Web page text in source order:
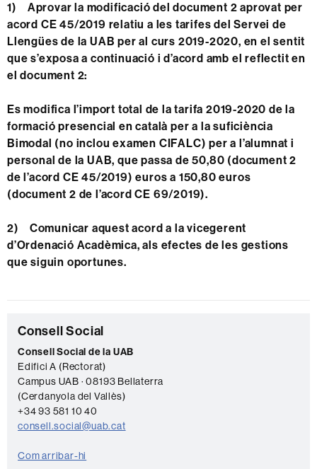
1) Aprovar la modificació del document 2 aprovat per
acord CE 45/2019 relatiu a les tarifes del Servei de
Llengües de la UAB per al curs 2019-2020, en el sentit
que s’exposa a continuació i d’acord amb el reflectit en
el document 2:
Es modifica l’import total de la tarifa 2019-2020 de la
formació presencial en català per a la suficiència
Bimodal (no inclou examen CIFALC) per a l’alumnat i
personal de la UAB, que passa de 50,80 (document 2
de l’acord CE 45/2019) euros a 150,80 euros
(document 2 de l’acord CE 69/2019).
2) Comunicar aquest acord a la vicegerent
d’Ordenació Acadèmica, als efectes de les gestions
que siguin oportunes.
Informació
complementària
C
o
n
t
a
c
t
Consell Social
Consell Social de la UAB
Edifici A (Rectorat)
Campus UAB · 08193 Bellaterra
(Cerdanyola del Vallès)
+34 93 581 10 40
consell.social@uab.cat
Com arribar-hi